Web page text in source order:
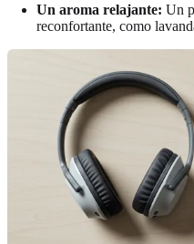
Un aroma relajante: Un
reconfortante, como